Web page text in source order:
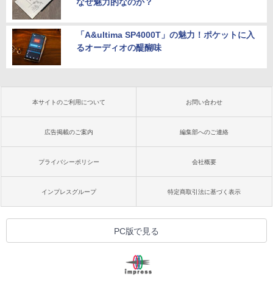
「A&ultima SP4000T」の魅力！ポケットに入
るオーディオの醍醐味
本サイトのご利用について お問い合わせ
広告掲載のご案内 編集部へのご連絡
プライバシーポリシー 会社概要
インプレスグループ 特定商取引法に基づく表示
PC版で見る